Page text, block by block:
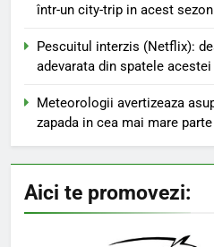
într-un city-trip in acest sezon
Pescuitul interzis (Netflix):
adevarata din spatele
Meteorologii avertizeaza
zapada in cea mai mare
Aici te promovezi: